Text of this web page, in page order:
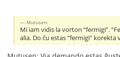
Mutusen:
Mi iam vidis la vorton “fermigi”.
alia. Do ĉu estas “fermigi” korekta